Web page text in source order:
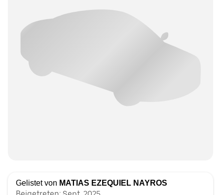
Gelistet von MATIAS EZEQUIEL NAYROS